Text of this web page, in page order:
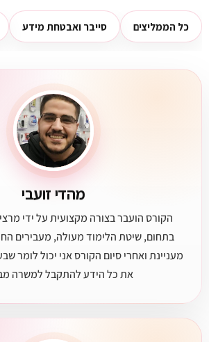
כל הממליצים סייבר ואבטחת מידע
מהדי זועבי
הקורס הועבר בצורה מקצועית על ידי
בתחום, שיטת הלימוד מעולה, מעבירים
מעניינת ואחרי סיום הקורס אני יכול לומר
את כל הידע להתקבל למשרה